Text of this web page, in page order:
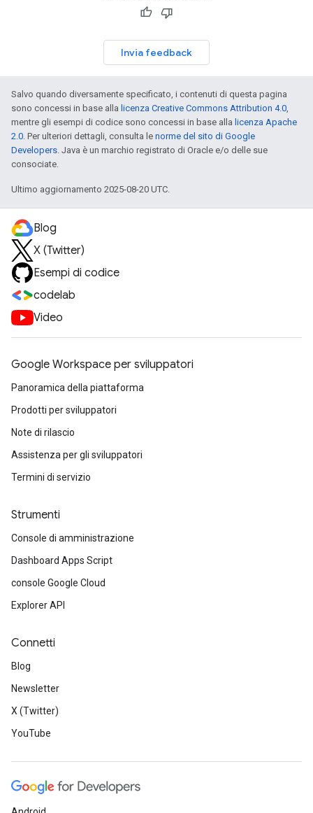
Invia feedback
Salvo quando diversamente specificato, i contenuti di questa pagina
sono concessi in base alla licenza Creative Commons Attribution 4.0,
mentre gli esempi di codice sono concessi in base alla licenza Apache
2.0. Per ulteriori dettagli, consulta le norme del sito di Google
Developers. Java è un marchio registrato di Oracle e/o delle sue
consociate.
Ultimo aggiornamento 2025-08-20 UTC.
Blog
X (Twitter)
Esempi di codice
codelab
Video
Google Workspace per sviluppatori
Panoramica della piattaforma
Prodotti per sviluppatori
Note di rilascio
Assistenza per gli sviluppatori
Termini di servizio
Strumenti
Console di amministrazione
Dashboard Apps Script
console Google Cloud
Explorer API
Connetti
Blog
Newsletter
X (Twitter)
YouTube